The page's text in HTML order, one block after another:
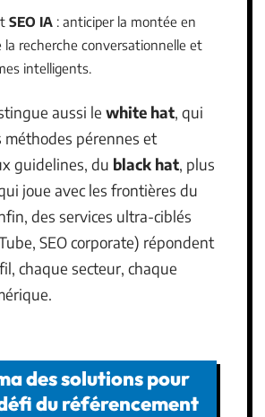
SEO IA : anticiper la montée en
la recherche conversationnelle et
intelligents.
aussi le white hat, qui
méthodes pérennes et
guidelines, du black hat, plus
joue avec les frontières du
des services ultra-ciblés
SEO corporate) répondent
chaque secteur, chaque
des solutions pour
du référencement